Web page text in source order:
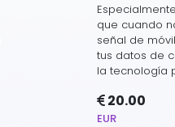
que cuando
señal de
tus datos de
la tecnología
20.00
EUR